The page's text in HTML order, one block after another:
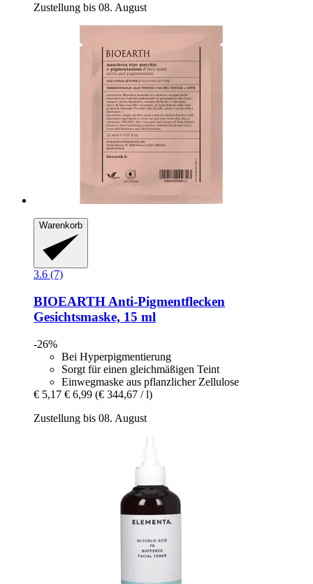
Zustellung bis 08. August
Warenkorb
3.6 (7)
BIOEARTH Anti-​Pigmentflecken
Gesichtsmaske, 15 ml
-26%
Bei Hyperpigmentierung
Sorgt für einen gleichmäßigen Teint
Einwegmaske aus pflanzlicher Zellulose
€ 5,17 € 6,99 (€ 344,67 / l)
Zustellung bis 08. August